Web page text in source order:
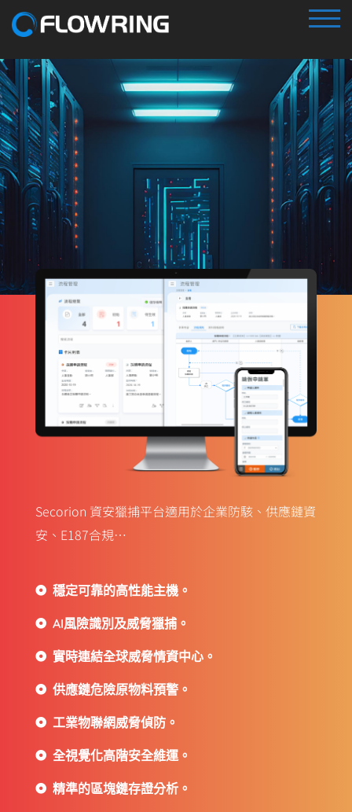
Secorion
資安獵捕平台
企業資安的黃金防線。
Secorion 資安獵捕平台適用於企業防駭、供應鏈資
安、E187合規…
穩定可靠的高性能主機。
AI風險識別及威脅獵捕。
實時連結全球威脅情資中心。
供應鏈危險原物料預警。
工業物聯網威脅偵防。
全視覺化高階安全維運。
精準的區塊鏈存證分析。